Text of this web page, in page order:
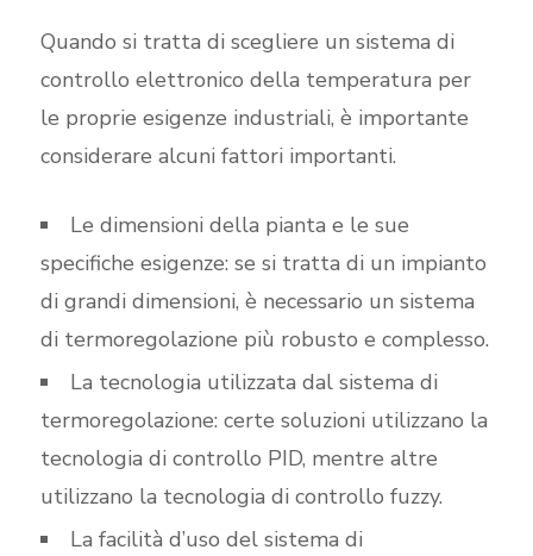
Quando si tratta di scegliere un sistema di
controllo elettronico della temperatura per
le proprie esigenze industriali, è importante
considerare alcuni fattori importanti.
Le dimensioni della pianta e le sue
specifiche esigenze: se si tratta di un impianto
di grandi dimensioni, è necessario un sistema
di termoregolazione più robusto e complesso.
La tecnologia utilizzata dal sistema di
termoregolazione: certe soluzioni utilizzano la
tecnologia di controllo PID, mentre altre
utilizzano la tecnologia di controllo fuzzy.
La facilità d’uso del sistema di